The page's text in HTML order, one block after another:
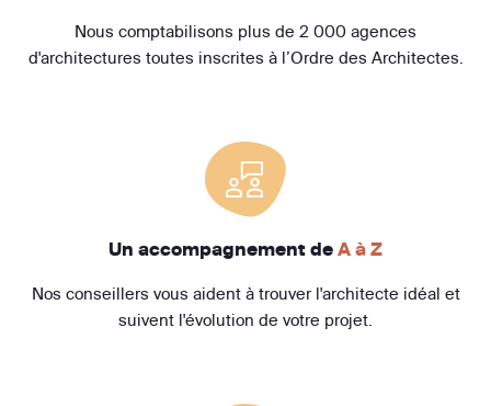
Nous comptabilisons plus de 2 000 agences
d'architectures toutes inscrites à l’Ordre des Architectes.
Un accompagnement de A à Z
Nos conseillers vous aident à trouver l'architecte idéal et
suivent l'évolution de votre projet.